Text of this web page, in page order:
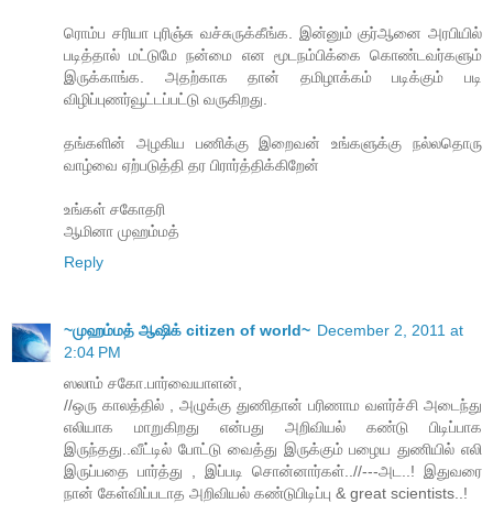
ரொம்ப சரியா புரிஞ்சு வச்சுருக்கீங்க. இன்னும் குர்ஆனை அரபியில்
படித்தால் மட்டுமே நன்மை என மூடநம்பிக்கை கொண்டவர்களும்
இருக்காங்க. அதற்காக தான் தமிழாக்கம் படிக்கும் படி
விழிப்புணர்வூட்டப்பட்டு வருகிறது.
தங்களின் அழகிய பணிக்கு இறைவன் உங்களுக்கு நல்லதொரு
வாழ்வை ஏற்படுத்தி தர பிரார்த்திக்கிறேன்
உங்கள் சகோதரி
ஆமினா முஹம்மத்
Reply
~முஹம்மத் ஆஷிக் citizen of world~ December 2, 2011 at
2:04 PM
ஸலாம் சகோ.பார்வையாளன்,
//ஒரு காலத்தில் , அழுக்கு துணிதான் பரிணாம வளர்ச்சி அடைந்து
எலியாக மாறுகிறது என்பது அறிவியல் கண்டு பிடிப்பாக
இருந்தது..வீட்டில் போட்டு வைத்து இருக்கும் பழைய துணியில் எலி
இருப்பதை பார்த்து , இப்படி சொன்னார்கள்..//---அட..! இதுவரை
நான் கேள்விப்படாத அறிவியல் கண்டுபிடிப்பு & great scientists..!